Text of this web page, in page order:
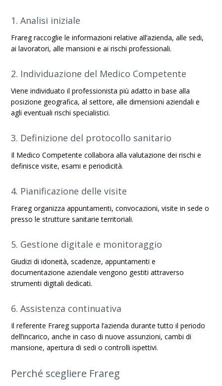
1. Analisi iniziale
Frareg raccoglie le informazioni relative all’azienda, alle sedi,
ai lavoratori, alle mansioni e ai rischi professionali.
2. Individuazione del Medico Competente
Viene individuato il professionista più adatto in base alla
posizione geografica, al settore, alle dimensioni aziendali e
agli eventuali rischi specialistici.
3. Definizione del protocollo sanitario
Il Medico Competente collabora alla valutazione dei rischi e
definisce visite, esami e periodicità.
4. Pianificazione delle visite
Frareg organizza appuntamenti, convocazioni, visite in sede o
presso le strutture sanitarie territoriali.
5. Gestione digitale e monitoraggio
Giudizi di idoneità, scadenze, appuntamenti e
documentazione aziendale vengono gestiti attraverso
strumenti digitali dedicati.
6. Assistenza continuativa
Il referente Frareg supporta l’azienda durante tutto il periodo
dell’incarico, anche in caso di nuove assunzioni, cambi di
mansione, apertura di sedi o controlli ispettivi.
Perché scegliere Frareg